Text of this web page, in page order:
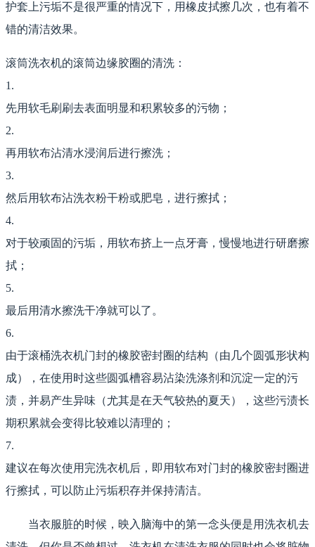
护套上污垢不是很严重的情况下，用橡皮拭擦几次，也有着不
错的清洁效果。
滚筒洗衣机的滚筒边缘胶圈的清洗：
1.
先用软毛刷刷去表面明显和积累较多的污物；
2.
再用软布沾清水浸润后进行擦洗；
3.
然后用软布沾洗衣粉干粉或肥皂，进行擦拭；
4.
对于较顽固的污垢，用软布挤上一点牙膏，慢慢地进行研磨擦
拭；
5.
最后用清水擦洗干净就可以了。
6.
由于滚桶洗衣机门封的橡胶密封圈的结构（由几个圆弧形状构
成），在使用时这些圆弧槽容易沾染洗涤剂和沉淀一定的污
渍，并易产生异味（尤其是在天气较热的夏天），这些污渍长
期积累就会变得比较难以清理的；
7.
建议在每次使用完洗衣机后，即用软布对门封的橡胶密封圈进
行擦拭，可以防止污垢积存并保持清洁。
当衣服脏的时候，映入脑海中的第一念头便是用洗衣机去